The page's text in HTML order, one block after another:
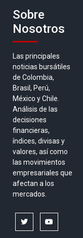
Sobre
Nosotros
Las principales
noticias bursátiles
de Colombia,
Brasil, Perú,
México y Chile.
Análisis de las
decisiones
financieras,
índices, divisas y
valores, así como
las movimientos
empresariales que
afectan a los
mercados.
twitter